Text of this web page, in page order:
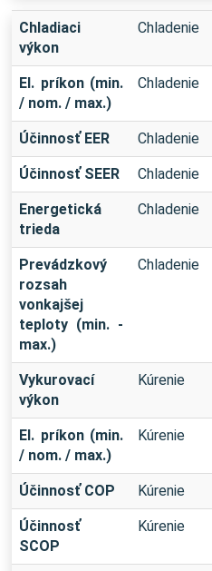
Chladiaci
výkon
Chladenie
El. príkon (min.
/ nom. / max.)
Chladenie
Účinnosť EER Chladenie
Účinnosť SEER Chladenie
Energetická
trieda
Chladenie
Prevádzkový
rozsah
vonkajšej
teploty (min. -
max.)
Chladenie
Vykurovací
výkon
Kúrenie
El. príkon (min.
/ nom. / max.)
Kúrenie
Účinnosť COP Kúrenie
Účinnosť
SCOP
Kúrenie